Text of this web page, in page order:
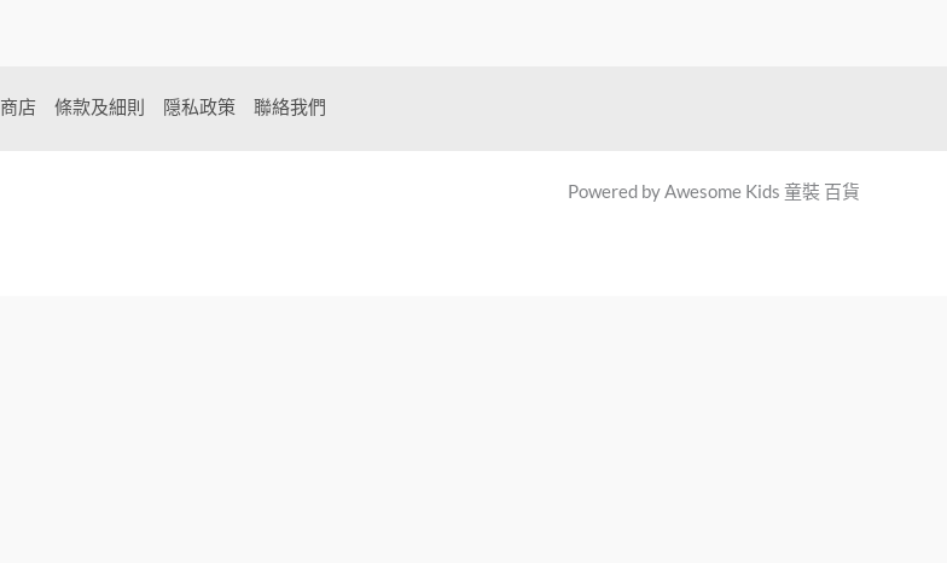
商店 條款及細則 隠私政策 聯絡我們
Powered by Awesome Kids 童裝 百貨